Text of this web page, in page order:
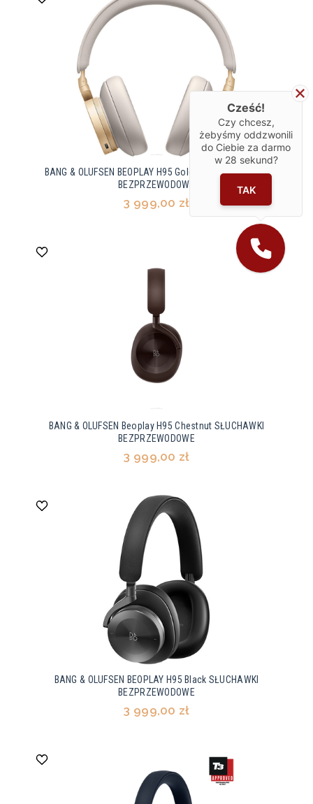
BANG & OLUFSEN BEOPLAY H95 Gold Tone SŁUCHAWKI
BEZPRZEWODOWE
3 999,00 zł
BANG & OLUFSEN Beoplay H95 Chestnut SŁUCHAWKI
BEZPRZEWODOWE
3 999,00 zł
BANG & OLUFSEN BEOPLAY H95 Black SŁUCHAWKI
BEZPRZEWODOWE
3 999,00 zł
Cześć!
Czy chcesz,
żebyśmy oddzwonili
do Ciebie za darmo
w 28 sekund?
TAK